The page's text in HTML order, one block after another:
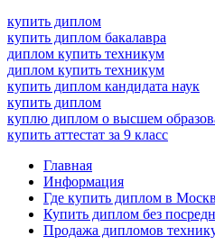
купить диплом
купить диплом бакалавра
диплом купить техникум
диплом купить техникум
купить диплом кандидата наук
купить диплом
куплю диплом о высшем
купить аттестат за 9 класс
Главная
Информация
Где купить диплом в
Купить диплом без
Продажа дипломов